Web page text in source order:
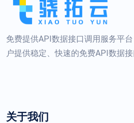
免费提供API数据接口调用服务平
户提供稳定、快速的免费API数据接
关于我们